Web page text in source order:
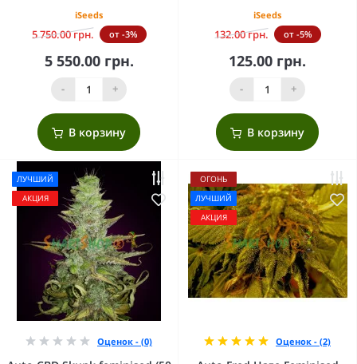
iSeeds
5 750.00 грн. от -3%
5 550.00 грн.
- +
В корзину
iSeeds
132.00 грн. от -5%
125.00 грн.
- +
В корзину
ЛУЧШИЙ
АКЦИЯ
Оценок - (0)
ОГОНЬ
ЛУЧШИЙ
АКЦИЯ
Оценок - (2)